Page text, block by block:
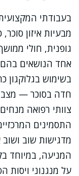
בעבודתי
מבעיות איזון
גופנית, חולי
אחד הנושאים
בשימוש בגלוקגון
חדה בסוכר — מצב
צוותי רפואה
התסמינים
מדגישות שוב
המניעה, במיוחד
על מנגנוני ויסות